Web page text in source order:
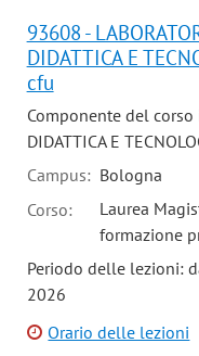
93608 -
DIDATTICA E
cfu
Componente del
DIDATTICA E
Campus: Bologna
Corso:
Laurea
formazione
Periodo delle lezioni:
2026
Orario delle lezioni